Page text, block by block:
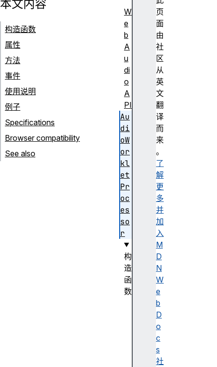
页
面
由
社
区
从
英
文
翻
译
而
来
。
了
解
更
多
并
加
入
M
D
N
W
e
b
D
o
c
s
社
本文内容
构造函数
属性
方法
事件
使用说明
例子
Specifications
Browser compatibility
See also
W
e
b
A
u
di
o
A
PI
Au
di
oW
or
kl
et
Pr
oc
es
so
r
构
造
函
数